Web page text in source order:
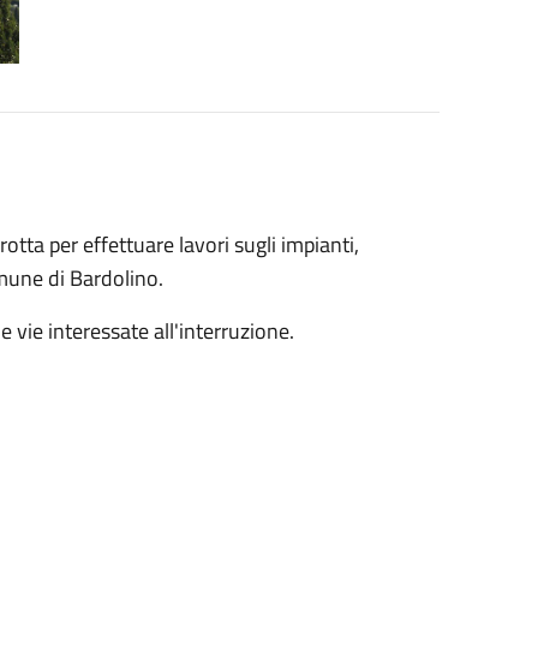
per effettuare lavori sugli impianti,
di Bardolino.
vie interessate all'interruzione.